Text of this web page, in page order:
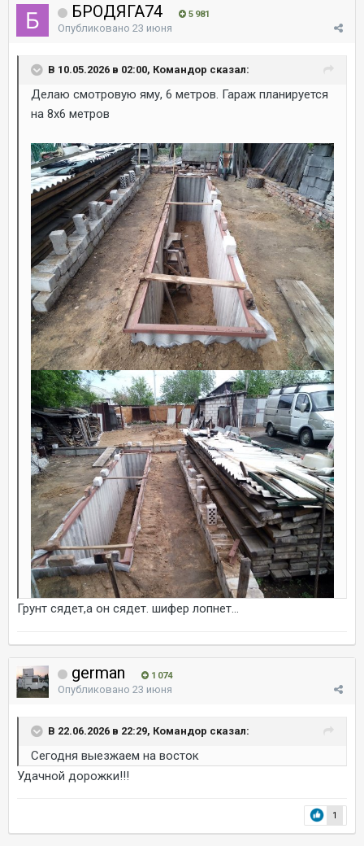
БРОДЯГА74 5 981
Опубликовано 23 июня
В 10.05.2026 в 02:00, Командор сказал:
Делаю смотровую яму, 6 метров. Гараж планируется
на 8х6 метров
Грунт сядет,а он сядет. шифер лопнет...
german 1 074
Опубликовано 23 июня
В 22.06.2026 в 22:29, Командор сказал:
Сегодня выезжаем на восток
Удачной дорожки!!!
1